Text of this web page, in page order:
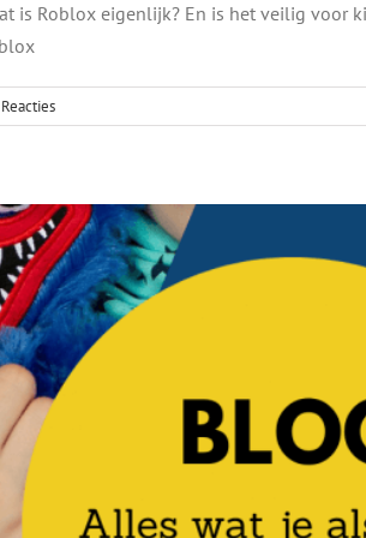
is Roblox eigenlijk? En is het veilig voor
moet weten over Huggy